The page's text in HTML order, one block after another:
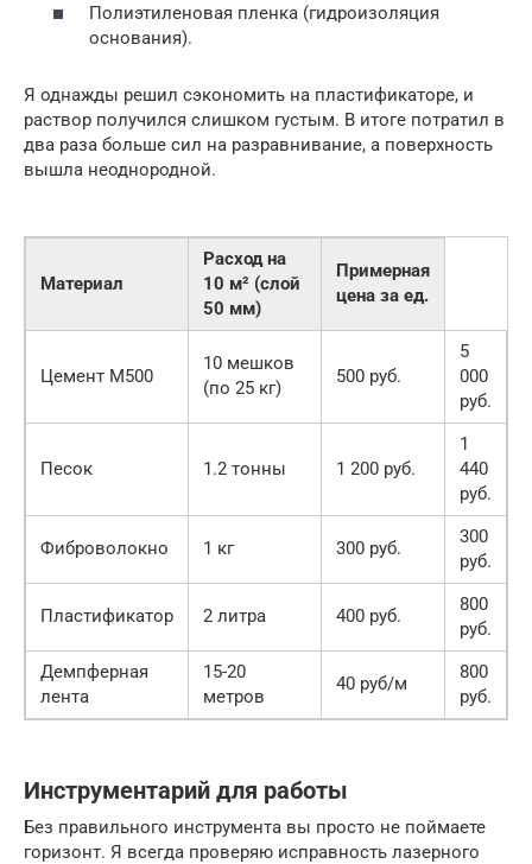
Полиэтиленовая пленка (гидроизоляция
основания).
Я однажды решил сэкономить на пластификаторе, и
раствор получился слишком густым. В итоге потратил в
два раза больше сил на разравнивание, а поверхность
вышла неоднородной.
Материал
Расход на
10 м² (слой
50 мм)
Примерная
цена за ед.
Цемент М500
10 мешков
(по 25 кг)
500 руб.
5
000
руб.
Песок 1.2 тонны 1 200 руб.
1
440
руб.
Фиброволокно 1 кг 300 руб.
300
руб.
Пластификатор 2 литра 400 руб.
800
руб.
Демпферная
лента
15-20
метров
40 руб/м
800
руб.
Инструментарий для работы
Без правильного инструмента вы просто не поймаете
горизонт. Я всегда проверяю исправность лазерного